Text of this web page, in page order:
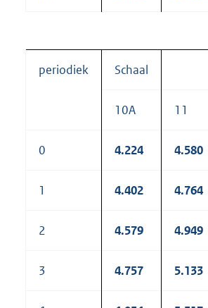
periodiek Schaal
10A 11
0 4.224 4.580
1 4.402 4.764
2 4.579 4.949
3 4.757 5.133